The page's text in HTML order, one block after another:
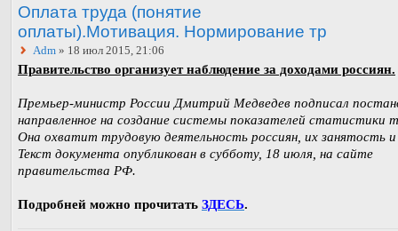
Оплата труда (понятие
оплаты).Мотивация. Нормирование тр
Adm » 18 июл 2015, 21:06
Правительство организует наблюдение за доходами россиян.
Премьер-министр России Дмитрий Медведев подписал
направленное на создание системы показателей статистики
Она охватит трудовую деятельность россиян, их занятость
Текст документа опубликован в субботу, 18 июля, на сайте
правительства РФ.
Подробней можно прочитать ЗДЕСЬ.